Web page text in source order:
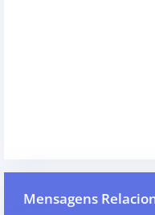
Mensagens